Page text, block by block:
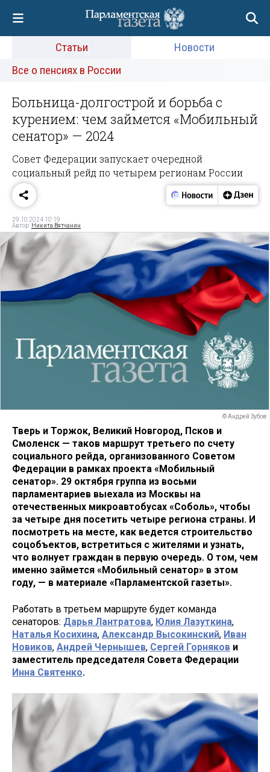
Статьи
Новости
Все о пенсиях в России
Больница-долгострой и борьба с
курением: чем займется «Мобильный
сенатор» — 2024
Совет Федерации запускает очередной
социальный рейд по четырем регионам России
29.10.2024 10:19
Автор: Никита Вятчанин
© Андрей Зубов
Тверь и Торжок, Великий Новгород, Псков и
Смоленск — таков маршрут третьего по счету
социального рейда, организованного Советом
Федерации в рамках проекта «Мобильный
сенатор». 29 октября группа из восьми
парламентариев выехала из Москвы на
отечественных микроавтобусах «Соболь», чтобы
за четыре дня посетить четыре региона страны. И
посмотреть на месте, как ведется строительство
соцобъектов, встретиться с жителями и узнать,
что волнует граждан в первую очередь. О том, чем
именно займется «Мобильный сенатор» в этом
году, — в материале «Парламентской газеты».
Работать в третьем маршруте будет команда
сенаторов: Дарья Лантратова, Юлия Лазуткина,
Наталья Косихина, Александр Высокинский, Иван
Новиков, Андрей Чернышев, Сергей Горняков и
заместитель председателя Совета Федерации
Инна Святенко.